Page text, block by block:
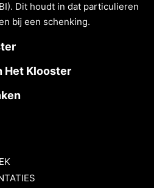
Dit houdt in dat particulieren
bĳ een schenking.
Het Klooster